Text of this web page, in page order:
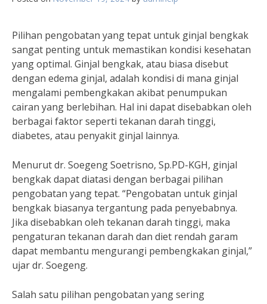
Pilihan pengobatan yang tepat untuk ginjal bengkak
sangat penting untuk memastikan kondisi kesehatan
yang optimal. Ginjal bengkak, atau biasa disebut
dengan edema ginjal, adalah kondisi di mana ginjal
mengalami pembengkakan akibat penumpukan
cairan yang berlebihan. Hal ini dapat disebabkan oleh
berbagai faktor seperti tekanan darah tinggi,
diabetes, atau penyakit ginjal lainnya.
Menurut dr. Soegeng Soetrisno, Sp.PD-KGH, ginjal
bengkak dapat diatasi dengan berbagai pilihan
pengobatan yang tepat. “Pengobatan untuk ginjal
bengkak biasanya tergantung pada penyebabnya.
Jika disebabkan oleh tekanan darah tinggi, maka
pengaturan tekanan darah dan diet rendah garam
dapat membantu mengurangi pembengkakan ginjal,”
ujar dr. Soegeng.
Salah satu pilihan pengobatan yang sering